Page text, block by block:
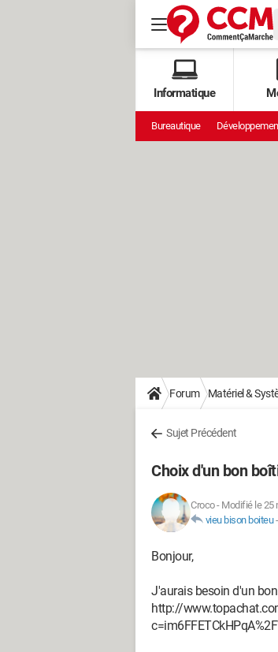
Informatique
Bureautique
Forum Matériel &
Sujet Précédent
Choix d'un bon
Croco- Modifié le 25
vieu bison boiteu-
Bonjour,
J'aurais besoin d'un
http://